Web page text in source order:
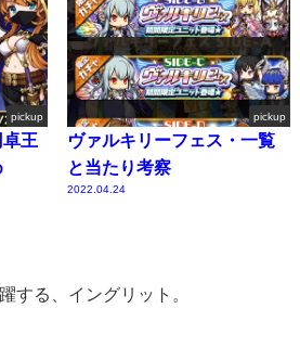
pickup
王
pickup
ヴァルキリーフェス・一覧
と当たり考察
2022.04.24
する、イングリット。